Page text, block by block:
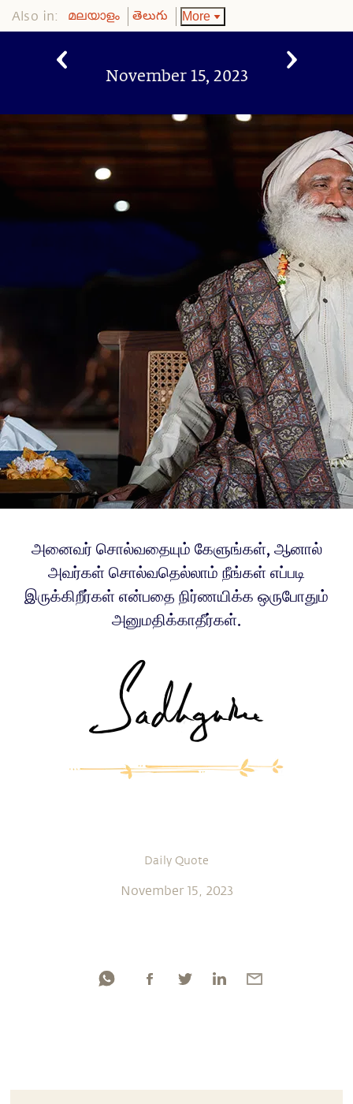
Also in: മലയാളം తెలుగు More
November 15, 2023
அனைவர் சொல்வதையும் கேளுங்கள், ஆனால்
அவர்கள் சொல்வதெல்லாம் நீங்கள் எப்படி
இருக்கிறீர்கள் என்பதை நிர்ணயிக்க ஒருபோதும்
அனுமதிக்காதீர்கள்.
Daily Quote
November 15, 2023